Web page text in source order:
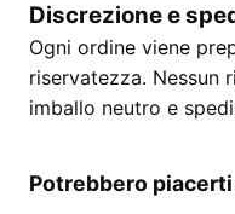
Discrezione e
Ogni ordine viene
riservatezza. Nessun
imballo neutro e
Potrebbero